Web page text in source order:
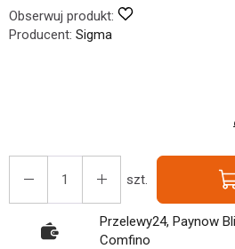
Obserwuj produkt:
Producent: Sigma
szt.
Przelewy24, Paynow
Comfino